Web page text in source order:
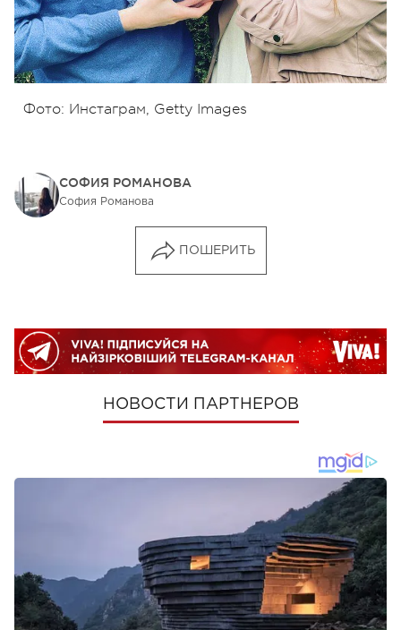
Фото: Инстаграм, Getty Images
СОФИЯ РОМАНОВА
София Романова
ПОШЕРИТЬ
НОВОСТИ ПАРТНЕРОВ